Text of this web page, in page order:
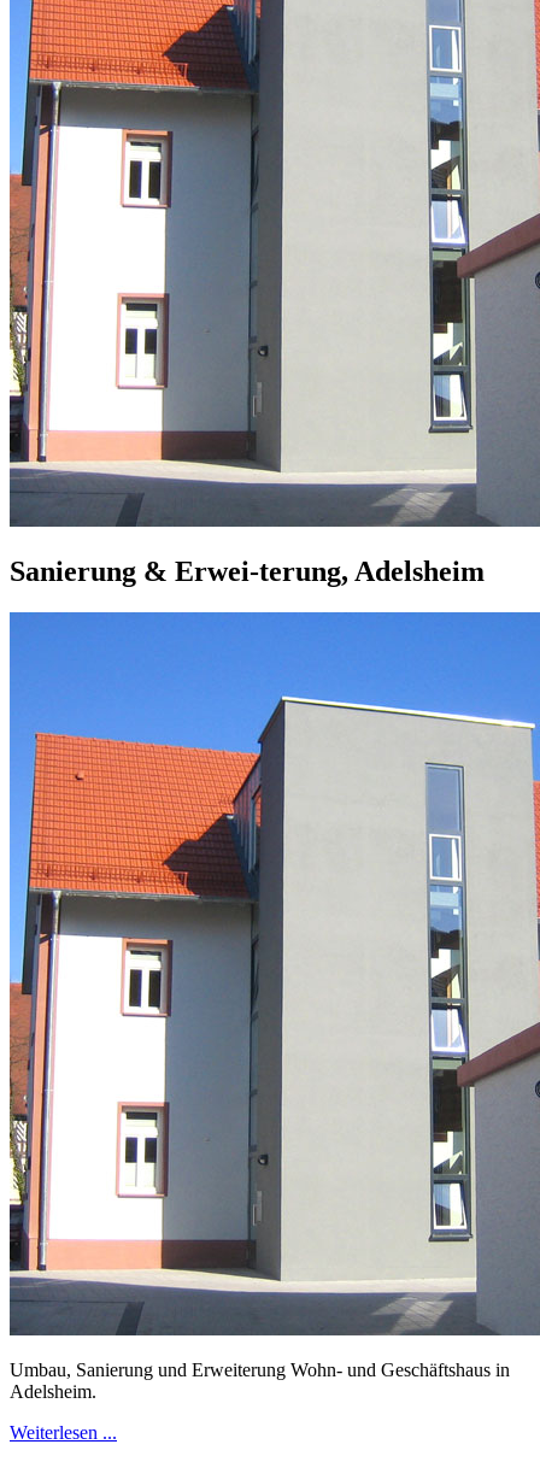
Sanierung & Erwei-terung, Adelsheim
Umbau, Sanierung und Erweiterung Wohn- und Geschäftshaus in
Adelsheim.
Weiterlesen ...